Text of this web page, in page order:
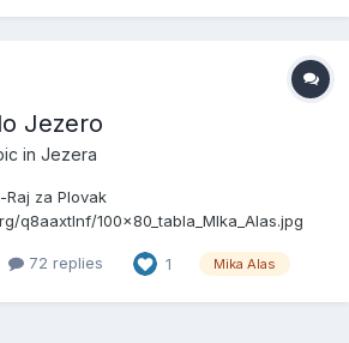
Jezero
in Jezera
za Plovak
q8aaxtlnf/100x80_tabla_MIka_Alas.jpg
revir koji je namenjen iskljucivo
72 replies 1 Mika Alas